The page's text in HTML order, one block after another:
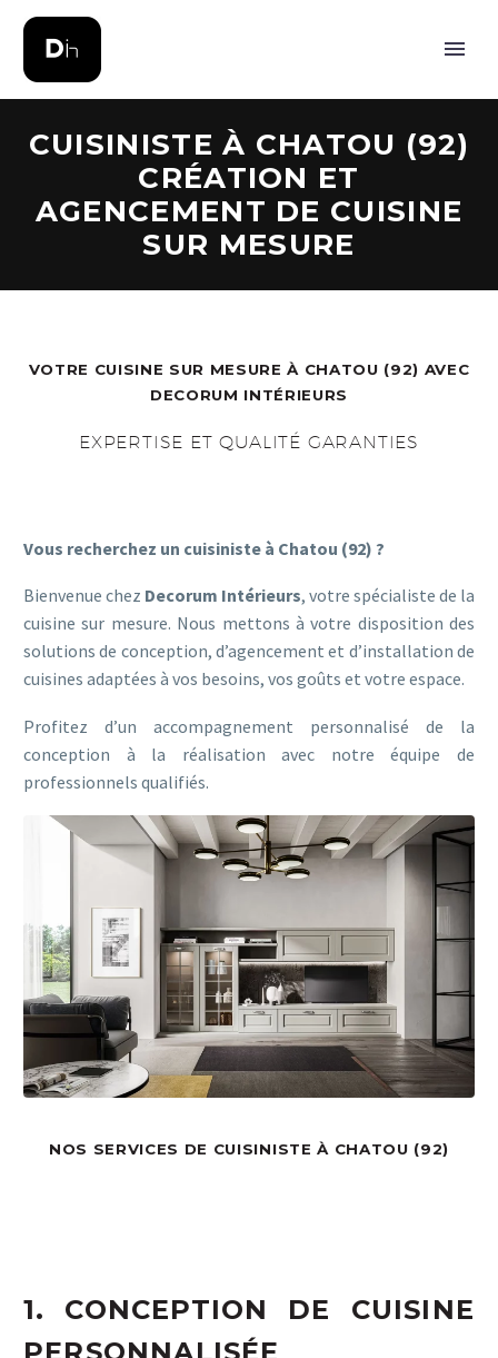
CUISINISTE À CHATOU (92)
CRÉATION ET
AGENCEMENT DE CUISINE
SUR MESURE
VOTRE CUISINE SUR MESURE À CHATOU (92) AVEC
DECORUM INTÉRIEURS
EXPERTISE ET QUALITÉ GARANTIES
Vous recherchez un cuisiniste à Chatou (92) ?
Bienvenue chez Decorum Intérieurs, votre spécialiste de la
cuisine sur mesure. Nous mettons à votre disposition des
solutions de conception, d’agencement et d’installation de
cuisines adaptées à vos besoins, vos goûts et votre espace.
Profitez d’un accompagnement personnalisé de la
conception à la réalisation avec notre équipe de
professionnels qualifiés.
NOS SERVICES DE CUISINISTE À CHATOU (92)
1. CONCEPTION DE CUISINE